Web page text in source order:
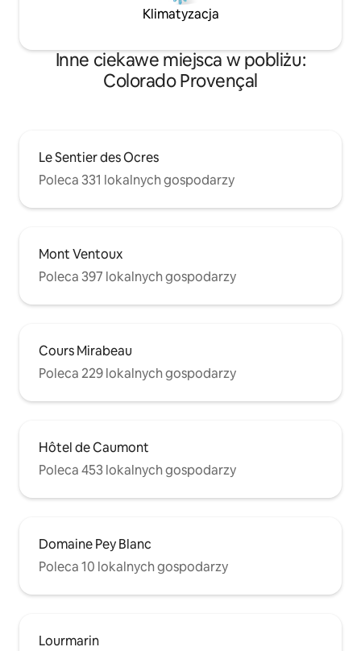
Klimatyzacja
Inne ciekawe miejsca w pobliżu:
Colorado Provençal
Le Sentier des Ocres
Poleca 331 lokalnych gospodarzy
Mont Ventoux
Poleca 397 lokalnych gospodarzy
Cours Mirabeau
Poleca 229 lokalnych gospodarzy
Hôtel de Caumont
Poleca 453 lokalnych gospodarzy
Domaine Pey Blanc
Poleca 10 lokalnych gospodarzy
Lourmarin